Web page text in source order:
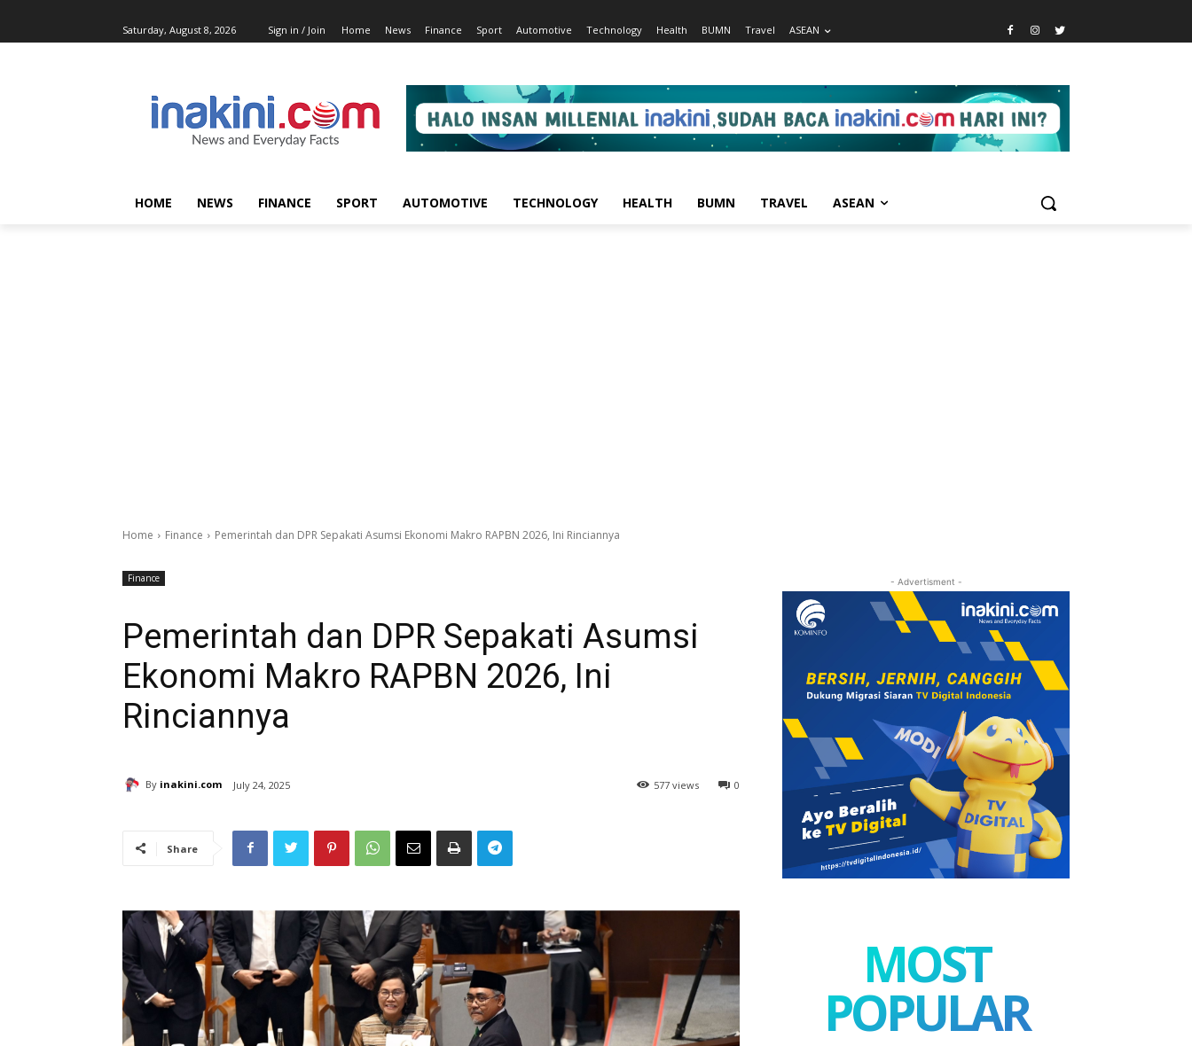
Saturday, August 8, 2026 Sign in / Join Home News Finance Sport Automotive Technology Health BUMN Travel ASEAN
HOME NEWS FINANCE SPORT AUTOMOTIVE TECHNOLOGY HEALTH BUMN TRAVEL ASEAN
Home Finance Pemerintah dan DPR Sepakati Asumsi Ekonomi Makro RAPBN 2026, Ini Rinciannya
Finance
Pemerintah dan DPR Sepakati Asumsi
Ekonomi Makro RAPBN 2026, Ini
Rinciannya
By inakini.com July 24, 2025 0
577 views
Share
- Advertisment -
MOST
POPULAR